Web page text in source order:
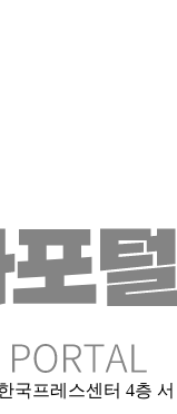
국프레스센터 4층 서